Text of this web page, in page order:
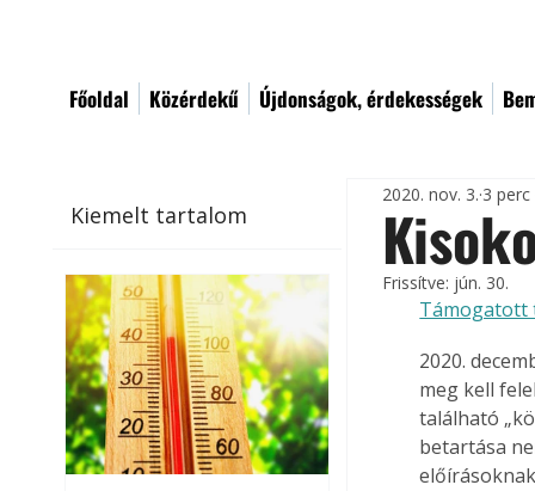
Főoldal Közérdekű Újdonságok, érdekességek
Kiemelt tartalom
2020. nov. 3. 3
Frissítve: jún. 30.
Támogatott
2020.
meg kell
található
betartása